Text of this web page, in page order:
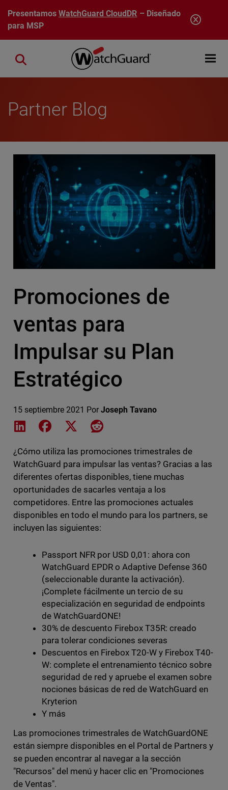
Pasar al contenido principal
PresentamosWatchGuard CloudDR – Diseñado
para MSP
Open
Close search
Partner Blog
Promociones de
ventas para
Impulsar su Plan
Estratégico
15 septiembre 2021 Por Joseph Tavano
Share on LinkedIn
Share on Facebook
Share on XShare on Reddit
¿Cómo utiliza las promociones trimestrales de
WatchGuard para impulsar las ventas? Gracias a las
diferentes ofertas disponibles, tiene muchas
oportunidades de sacarles ventaja a los
competidores. Entre las promociones actuales
disponibles en todo el mundo para los partners, se
incluyen las siguientes:
Passport NFR por USD 0,01: ahora con
WatchGuard EPDR o Adaptive Defense 360
(seleccionable durante la activación).
¡Complete fácilmente un tercio de su
especialización en seguridad de endpoints
de WatchGuardONE!
30% de descuento Firebox T35R: creado
para tolerar condiciones severas
Descuentos en Firebox T20-W y Firebox T40-
W: complete el entrenamiento técnico sobre
seguridad de red y apruebe el examen sobre
nociones básicas de red de WatchGuard en
Kryterion
Y más
Las promociones trimestrales de WatchGuardONE
están siempre disponibles en el Portal de Partners y
se pueden encontrar al navegar a la sección
"Recursos" del menú y hacer clic en "Promociones
de Ventas".